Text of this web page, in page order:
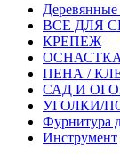
Деревянные
ВСЕ ДЛЯ
КРЕПЕЖ
ПЕНА /
САД И
УГОЛКИ/
Фурнитура
Инструмент